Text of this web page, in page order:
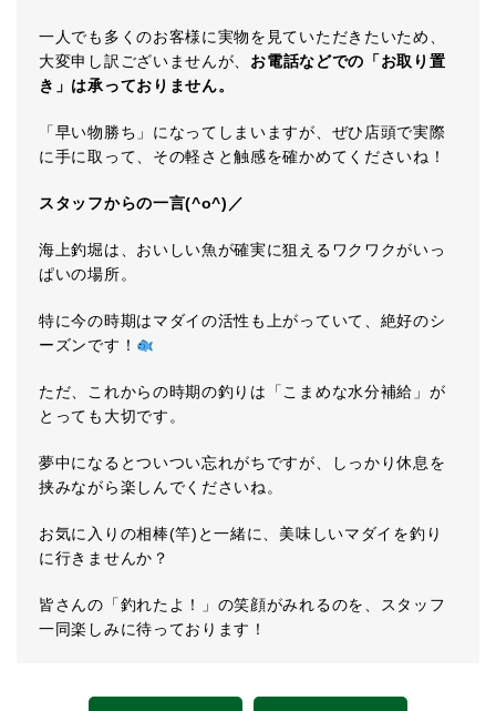
一人でも多くのお客様に実物を見ていただきたいため、
大変申し訳ございませんが、 お電話などでの「お取り置
き」は承っておりません。
「早い物勝ち」になってしまいますが、ぜひ店頭で実際
に手に取って、その軽さと触感を確かめてくださいね！
スタッフからの一言(^o^)／
海上釣堀は、おいしい魚が確実に狙えるワクワクがいっ
ぱいの場所。
特に今の時期はマダイの活性も上がっていて、絶好のシ
ーズンです！
ただ、これからの時期の釣りは「こまめな水分補給」が
とっても大切です。
夢中になるとついつい忘れがちですが、しっかり休息を
挟みながら楽しんでくださいね。
お気に入りの相棒(竿)と一緒に、美味しいマダイを釣り
に行きませんか？
皆さんの「釣れたよ！」の笑顔がみれるのを、スタッフ
一同楽しみに待っております！